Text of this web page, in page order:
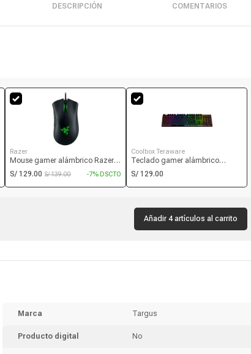
DESCRIPCIÓN COMENTARIOS
Razer
Mouse gamer alámbrico Razer
Deathadder Essential conexión
verde, negro
S/ 129.00 S/ 139.00 -7% DSCTO
Coolbox Teraware
Teclado gamer alámbrico
Coolbox T4G Thundebolt,
inglés, RGB, switch azul, negro
S/ 129.00
Añadir 4 artículos al carrito
Marca Targus
Producto digital No